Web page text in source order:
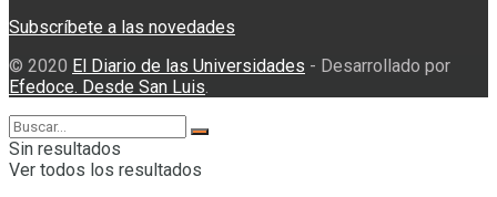
Subscríbete a las novedades
© 2020 El Diario de las Universidades - Desarrollado por
Efedoce. Desde San Luis.
Sin resultados
Ver todos los resultados